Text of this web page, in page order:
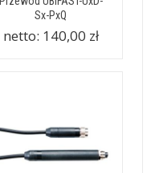
Sx-PxQ
netto: 140,00 zł